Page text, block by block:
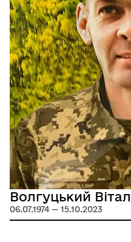
Волгуцький
06.07.1974 — 15.10.2023